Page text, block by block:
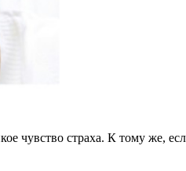
чувство страха. К тому же,